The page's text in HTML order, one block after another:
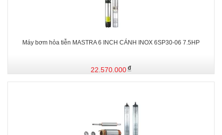
Máy bơm hỏa tiễn MASTRA 6 INCH CÁNH INOX 6SP30-06 7.5HP
22.570.000